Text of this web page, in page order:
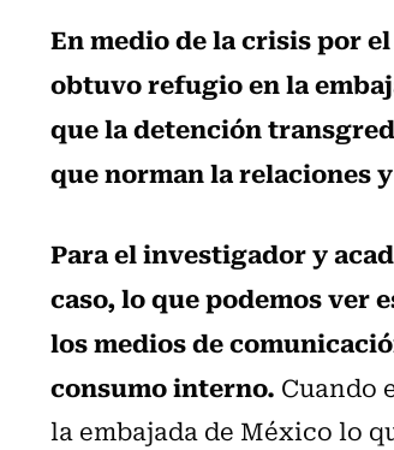
En medio de la crisis por
obtuvo refugio en la
que la detención
que norman la relaciones
Para el investigador y
caso, lo que podemos ver
los medios de
consumo interno. Cuando
la embajada de México lo